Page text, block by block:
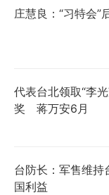
庄慧良：“习特会”
代表台北领取“李
奖 蒋万安6月
台防长：军售维持
国利益